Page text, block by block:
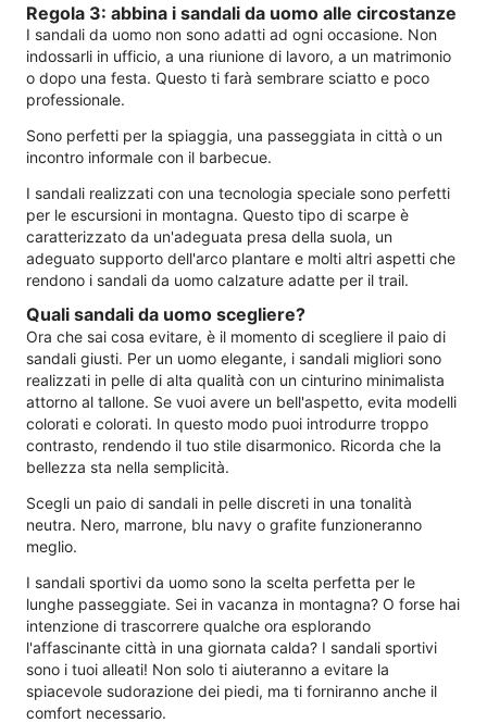
Regola 3: abbina i sandali da uomo alle circostanze
I sandali da uomo non sono adatti ad ogni occasione. Non
indossarli in ufficio, a una riunione di lavoro, a un matrimonio
o dopo una festa. Questo ti farà sembrare sciatto e poco
professionale.
Sono perfetti per la spiaggia, una passeggiata in città o un
incontro informale con il barbecue.
I sandali realizzati con una tecnologia speciale sono perfetti
per le escursioni in montagna. Questo tipo di scarpe è
caratterizzato da un'adeguata presa della suola, un
adeguato supporto dell'arco plantare e molti altri aspetti che
rendono i sandali da uomo calzature adatte per il trail.
Quali sandali da uomo scegliere?
Ora che sai cosa evitare, è il momento di scegliere il paio di
sandali giusti. Per un uomo elegante, i sandali migliori sono
realizzati in pelle di alta qualità con un cinturino minimalista
attorno al tallone. Se vuoi avere un bell'aspetto, evita modelli
colorati e colorati. In questo modo puoi introdurre troppo
contrasto, rendendo il tuo stile disarmonico. Ricorda che la
bellezza sta nella semplicità.
Scegli un paio di sandali in pelle discreti in una tonalità
neutra. Nero, marrone, blu navy o grafite funzioneranno
meglio.
I sandali sportivi da uomo sono la scelta perfetta per le
lunghe passeggiate. Sei in vacanza in montagna? O forse hai
intenzione di trascorrere qualche ora esplorando
l'affascinante città in una giornata calda? I sandali sportivi
sono i tuoi alleati! Non solo ti aiuteranno a evitare la
spiacevole sudorazione dei piedi, ma ti forniranno anche il
comfort necessario.